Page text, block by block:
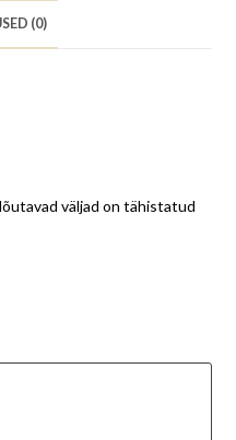
(0)
väljad on tähistatud